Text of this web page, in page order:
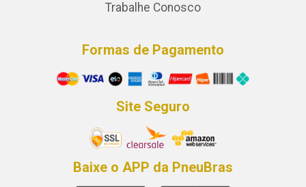
Trabalhe Conosco
Formas de Pagamento
Site Seguro
Baixe o APP da PneuBras